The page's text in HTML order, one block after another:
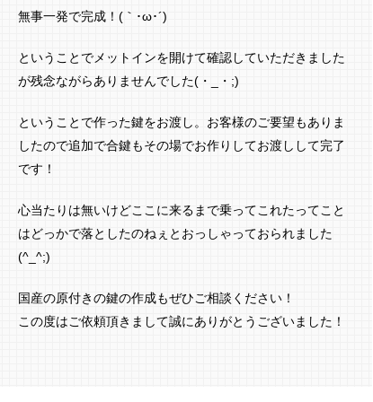
無事一発で完成！(｀･ω･´)ゞ
ということでメットインを開けて確認していただきました
が残念ながらありませんでした(・_・;)
ということで作った鍵をお渡し。お客様のご要望もありま
したので追加で合鍵もその場でお作りしてお渡しして完了
です！
心当たりは無いけどここに来るまで乗ってこれたってこと
はどっかで落としたのねぇとおっしゃっておられました
(^_^;)
国産の原付きの鍵の作成もぜひご相談ください！
この度はご依頼頂きまして誠にありがとうございました！